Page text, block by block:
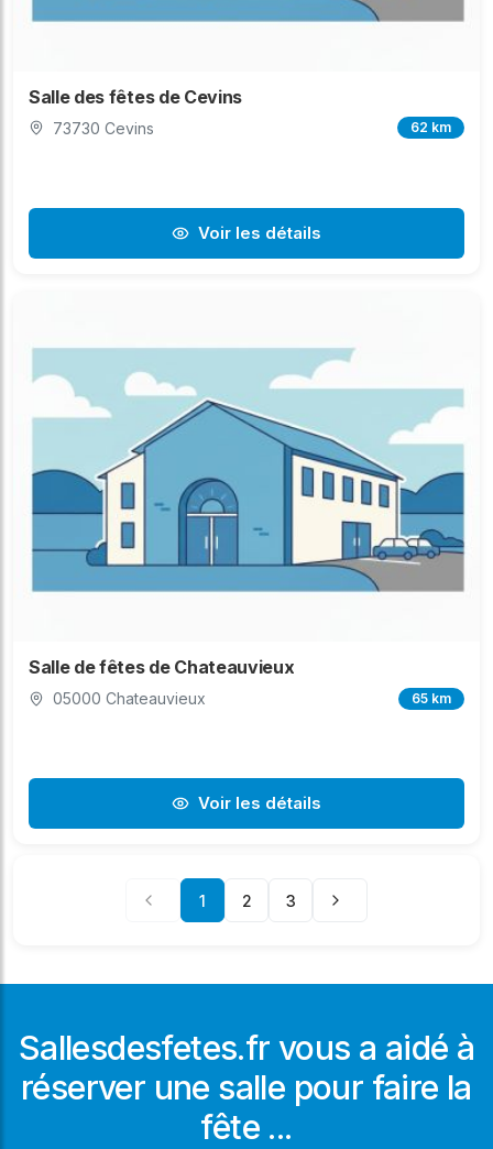
Salle des fêtes de Cevins
73730 Cevins 62 km
Voir les détails
Salle de fêtes de Chateauvieux
05000 Chateauvieux 65 km
Voir les détails
1 2 3
Sallesdesfetes.fr vous a aidé à
réserver une salle pour faire la
fête ...